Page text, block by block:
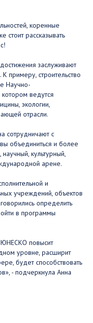
коренные
стоит рассказывать
заслуживают
примеру, строительство
Научно-
котором ведутся
экологии,
отрасли.
сотрудничают с
объединиться и более
культурный,
арене.
и
учреждений, объектов
определить
в программы
ЮНЕСКО повысит
уровне, расширит
будет способствовать
- подчеркнула Анна